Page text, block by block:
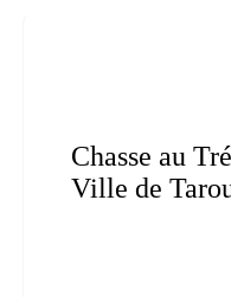
Chasse au
Ville de